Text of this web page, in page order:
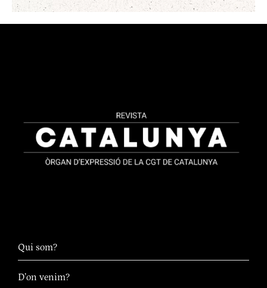
Qui som?
D’on venim?